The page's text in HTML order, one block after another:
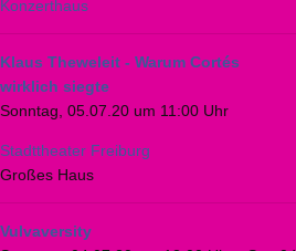
Konzerthaus
Klaus Theweleit - Warum Cortés
wirklich siegte
Sonntag, 05.07.20 um 11:00 Uhr
Stadttheater Freiburg
Großes Haus
Vulvaversity